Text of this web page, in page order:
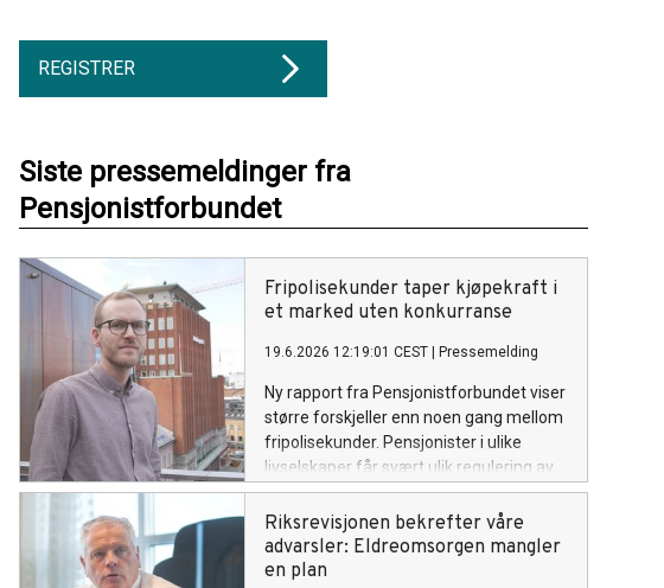
REGISTRER
Siste pressemeldinger fra
Pensjonistforbundet
Fripolisekunder taper kjøpekraft i
et marked uten konkurranse
19.6.2026 12:19:01 CEST Pressemelding
Ny rapport fra Pensjonistforbundet viser
større forskjeller enn noen gang mellom
fripolisekunder. Pensjonister i ulike
livselskaper får svært ulik regulering av
pensjonen, og også innad i samme
selskap er forskjellene store.
Riksrevisjonen bekrefter våre
advarsler: Eldreomsorgen mangler
en plan